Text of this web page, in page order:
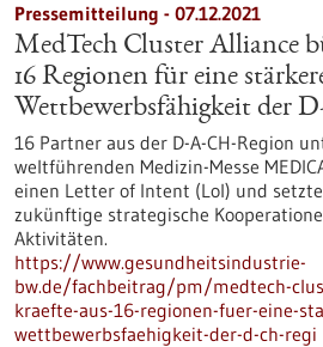
Pressemitteilung - 07.12.2021
MedTech Cluster Alliance
16 Regionen für eine
Wettbewerbsfähigkeit der
16 Partner aus der D-A-CH-Region
weltführenden Medizin-Messe
einen Letter of Intent (LoI) und
zukünftige strategische
Aktivitäten.
https://www.gesundheitsindustrie-
bw.de/fachbeitrag/pm/medtech-
kraefte-aus-16-regionen-fuer-eine-
wettbewerbsfaehigkeit-der-d-ch-regi